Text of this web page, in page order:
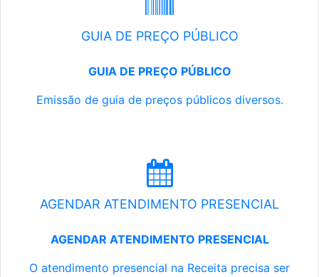
GUIA DE PREÇO PÚBLICO
GUIA DE PREÇO PÚBLICO
Emissão de guia de preços públicos diversos.
AGENDAR ATENDIMENTO PRESENCIAL
AGENDAR ATENDIMENTO PRESENCIAL
O atendimento presencial na Receita precisa ser